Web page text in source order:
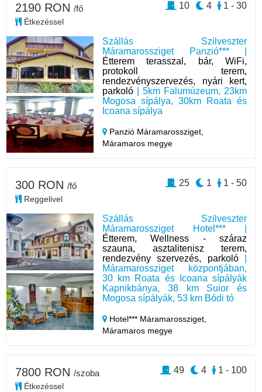
Szállás Szilveszter
Máramarossziget Panzió*** |
Étterem terasszal, bár, WiFi,
protokoll terem,
rendezvényszervezés, nyári kert,
parkoló | 5km Falumúzeum, 23km
Mogosa sípálya, 30km Roata és
Icoana sípálya
Panzió Máramarossziget,
Máramaros megye
2190 RON /fő
Étkezéssel
1 - 30
4
10
Szállás Szilveszter
Máramarossziget Hotel*** |
Étterem, Wellness - száraz
szauna, asztalitenisz terem,
rendezvény szervezés, parkoló|
Máramarossziget központjában,
30 km Roata és Icoana sípályák
Kapnikbánya, 38 km Suior és
Mogosa sípályák, 53 km Bódi tó
Hotel*** Máramarossziget,
Máramaros megye
300 RON /fő
Reggelivel
1 - 50
1
25
7800 RON /szoba
Étkezéssel
1 - 100
4
49